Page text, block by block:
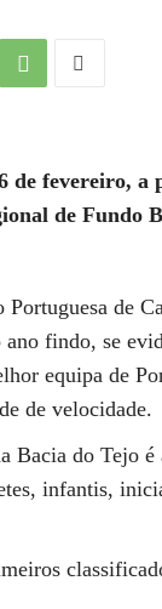
de fevereiro,
de Fundo
de
findo, se
equipa de
de velocidade.
Bacia do Tejo é
infantis,